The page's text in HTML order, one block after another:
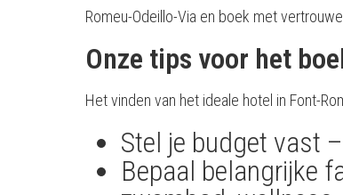
Romeu-Odeillo-Via en boek met
Onze tips voor het
Het vinden van het ideale hotel in Font-
Stel je budget vast
Bepaal belangrijke